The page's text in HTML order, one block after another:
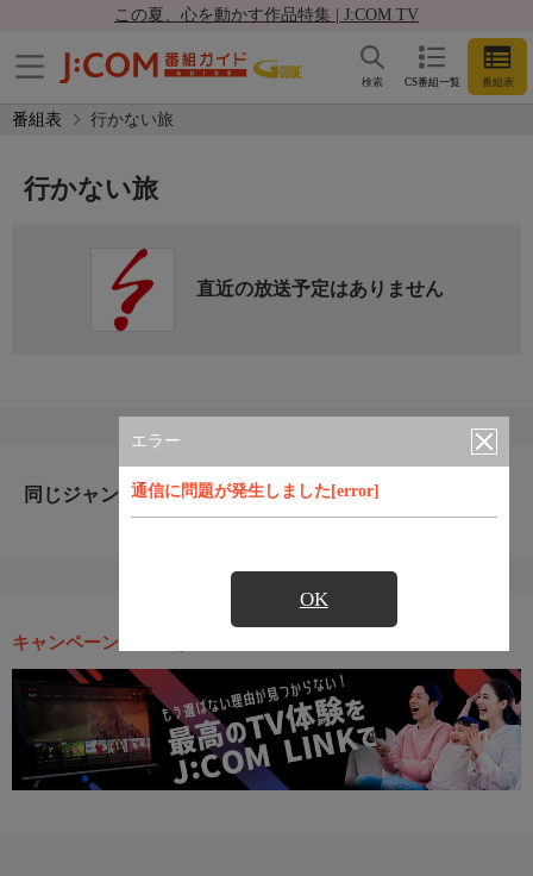
この夏、心を動かす作品特集 | J:COM TV
CS番組一覧 番組表
検索
番組表 行かない旅
エラー
通信に問題が発生しました[error]
OK
行かない旅
直近の放送予定はありません
同じジャンルのおすすめ番組
キャンペーン・お得な情報